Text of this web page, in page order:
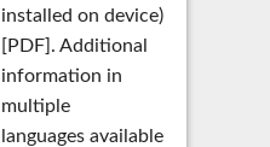
installed on device)
[PDF]. Additional
information in
multiple
languages available